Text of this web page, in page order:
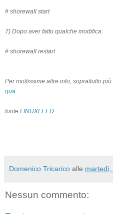
# shorewall start
7) Dopo aver fatto qualche modifica:
# shorewall restart
Per moltissime altre info, soprattutto
qua
fonte LINUXFEED
Domenico Tricarico alle
Nessun commento: